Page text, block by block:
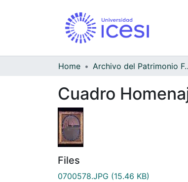
Home Archivo del
Cuadro
Files
0700578.JPG (15.46 KB)